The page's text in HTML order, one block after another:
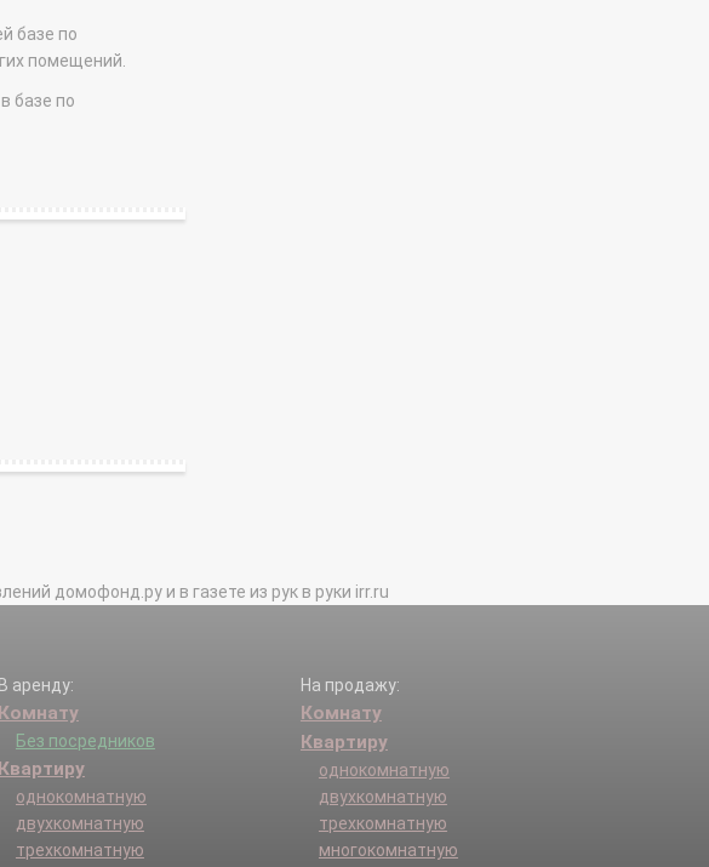
базе по
помещений.
базе по
домофонд.ру и в газете из рук в руки irr.ru
В аренду:
Комнату
Без посредников
Квартиру
однокомнатную
двухкомнатную
трехкомнатную
На продажу:
Комнату
Квартиру
однокомнатную
двухкомнатную
трехкомнатную
многокомнатную